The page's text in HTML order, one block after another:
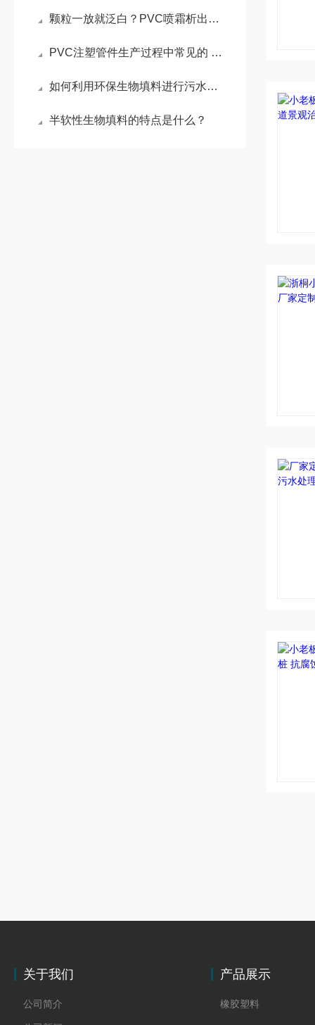
颗粒一放就泛白？PVC喷霜析出的3个原因
PVC注塑管件生产过程中常见的 20+个问题及解决办法
如何利用环保生物填料进行污水处理？
半软性生物填料的特点是什么？
关于我们
公司简介
产品展示
橡胶塑料